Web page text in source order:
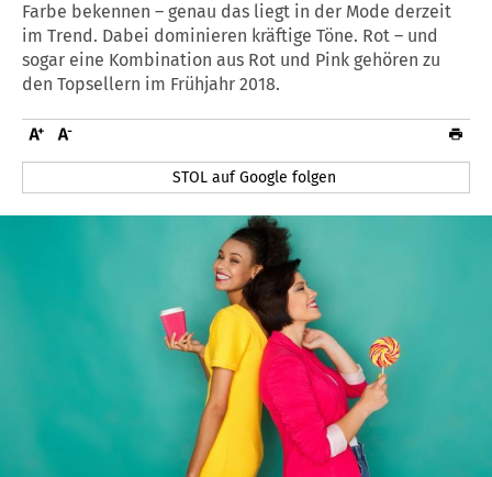
Farbe bekennen – genau das liegt in der Mode derzeit
im Trend. Dabei dominieren kräftige Töne. Rot – und
sogar eine Kombination aus Rot und Pink gehören zu
den Topsellern im Frühjahr 2018.
STOL auf Google folgen